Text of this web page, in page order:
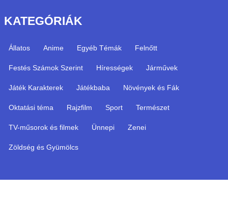
KATEGÓRIÁK
Állatos Anime Egyéb Témák Felnőtt
Festés Számok Szerint Hírességek Járművek
Játék Karakterek Játékbaba Növények és Fák
Oktatási téma Rajzfilm Sport Természet
TV-műsorok és filmek Ünnepi Zenei
Zöldség és Gyümölcs